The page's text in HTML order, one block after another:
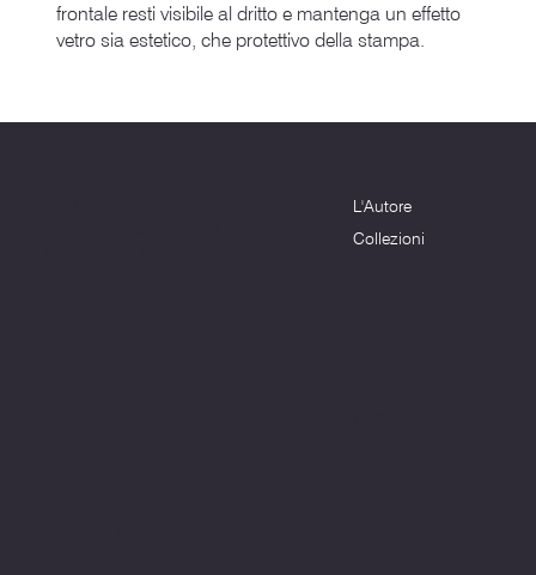
frontale resti visibile al dritto e mantenga un effetto
vetro sia estetico, che protettivo della stampa.
L'Autore
Collezioni